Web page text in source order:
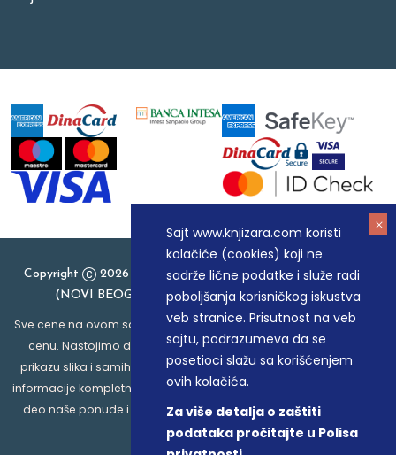
Sajt www.knjizara.com koristi
kolačiće (cookies) koji ne
sadrže lične podatke i služe radi
poboljšanja korisničkog iskustva
veb stranice. Prisutnost na veb
sajtu, podrazumeva da se
posetioci slažu sa korišćenjem
ovih kolačića.
Za više detalja o zaštiti
podataka pročitajte u Polisa
Copyright
2026 Knjizara.com - MAKART DOO BEOGRAD
(NOVI BEOGRAD), PIB: 105184104, MB: 20337524
Sve cene na ovom sajtu iskazane su u dinarima. PDV je uračunat u
cenu. Nastojimo da budemo što precizniji u opisu proizvoda,
prikazu slika i samih cena, ali ne možemo garantovati da su sve
informacije kompletne i bez grešaka. Svi artikli prikazani na sajtu su
deo naše ponude i ne podrazumeva da su dostupni u svakom
trenutku.